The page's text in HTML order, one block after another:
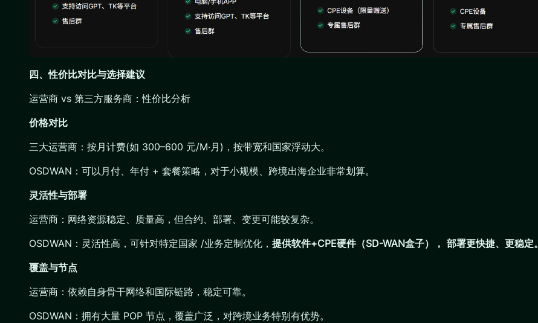
四、性价比对比与选择建议
运营商 vs 第三方服务商：性价比分析
价格对比
三大运营商：按月计费(如 300–600 元/M·月)，按带宽和国家浮动大。
OSDWAN：可以月付、年付 + 套餐策略，对于小规模、跨境出海企业非常划算。
灵活性与部署
运营商：网络资源稳定、质量高，但合约、部署、变更可能较复杂。
OSDWAN：灵活性高，可针对特定国家 /业务定制优化， 提供软件+CPE硬件（SD-WAN盒子）， 部署更快捷、更稳定。
覆盖与节点
运营商：依赖自身骨干网络和国际链路，稳定可靠。
OSDWAN：拥有大量 POP 节点，覆盖广泛，对跨境业务特别有优势。